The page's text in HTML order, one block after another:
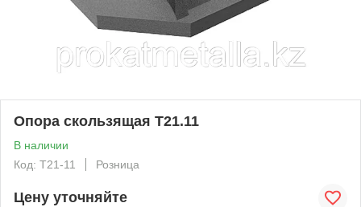
Опора скользящая Т21.11
В наличии
Код: T21-11
Розница
Цену уточняйте